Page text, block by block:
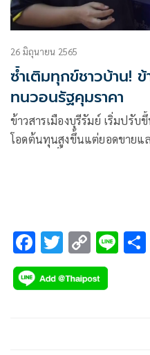
26 มิถุนายน 2565
ซ้ำเติมทุกข์ชาวบ้าน!
ทนวอนรัฐคุมราคา
ข้าวสารเมืองบุรีรัมย์ เริ่มปรั
โอดต้นทุนสูงขึ้นแต่ยอดขายแล
F
ac
e
T
wi
tt
C
o
p
Li